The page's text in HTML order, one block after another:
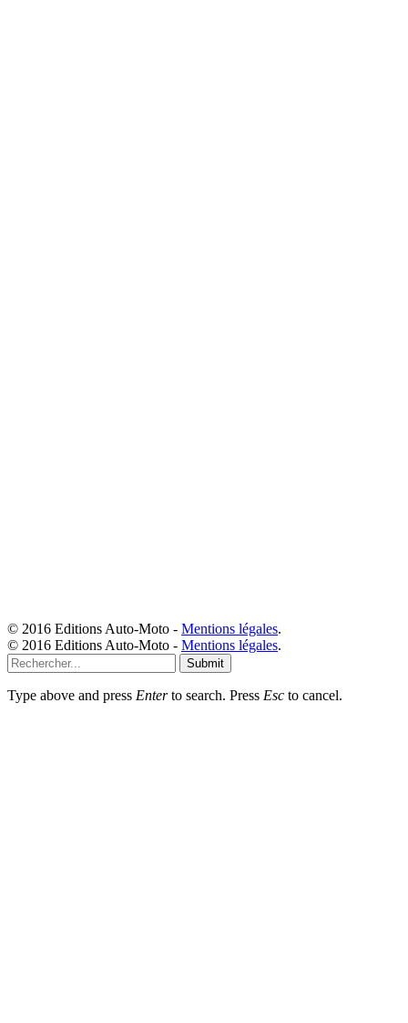
© 2016 Editions Auto-Moto - Mentions légales.
© 2016 Editions Auto-Moto - Mentions légales.
Submit
Type above and press Enterto search. Press Esc to cancel.